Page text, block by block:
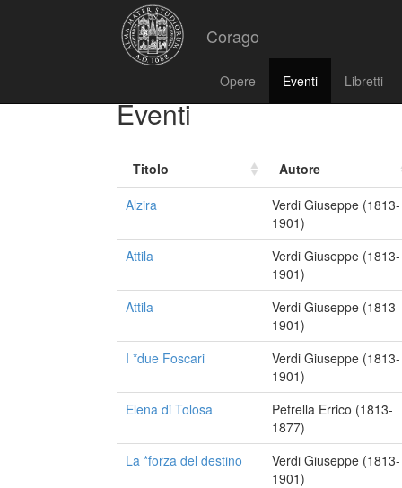
Corago
Opere Eventi Libretti
Eventi
Titolo
Autore
Alzira
Verdi Giuseppe (1813-
1901)
Attila
Verdi Giuseppe (1813-
1901)
Attila
Verdi Giuseppe (1813-
1901)
I *due Foscari
Verdi Giuseppe (1813-
1901)
Elena di Tolosa
Petrella Errico (1813-
1877)
La *forza del destino
Verdi Giuseppe (1813-
1901)